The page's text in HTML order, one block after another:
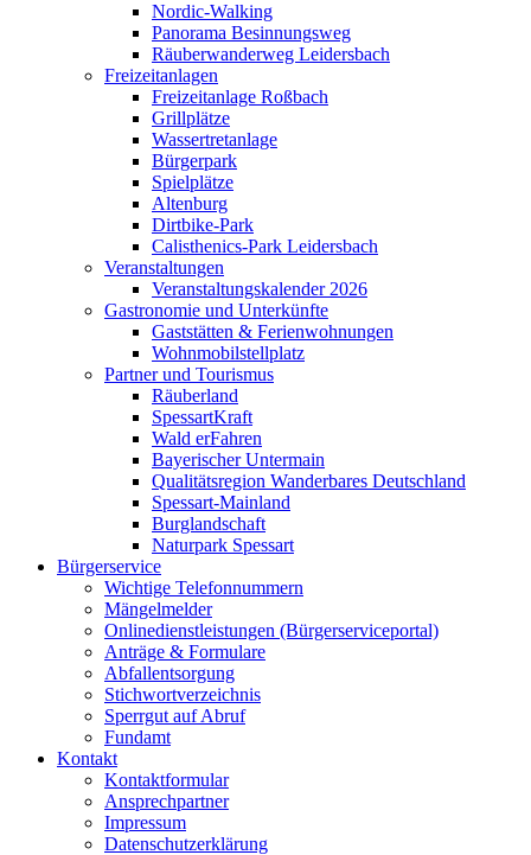
Nordic-Walking
Panorama Besinnungsweg
Räuberwanderweg Leidersbach
Freizeitanlagen
Freizeitanlage Roßbach
Grillplätze
Wassertretanlage
Bürgerpark
Spielplätze
Altenburg
Dirtbike-Park
Calisthenics-Park Leidersbach
Veranstaltungen
Veranstaltungskalender 2026
Gastronomie und Unterkünfte
Gaststätten & Ferienwohnungen
Wohnmobilstellplatz
Partner und Tourismus
Räuberland
SpessartKraft
Wald erFahren
Bayerischer Untermain
Qualitätsregion Wanderbares Deutschland
Spessart-Mainland
Burglandschaft
Naturpark Spessart
Bürgerservice
Wichtige Telefonnummern
Mängelmelder
Onlinedienstleistungen (Bürgerserviceportal)
Anträge & Formulare
Abfallentsorgung
Stichwortverzeichnis
Sperrgut auf Abruf
Fundamt
Kontakt
Kontaktformular
Ansprechpartner
Impressum
Datenschutzerklärung